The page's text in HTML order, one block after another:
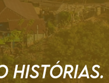
HISTÓRIAS.